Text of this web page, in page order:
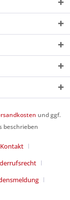
und ggf.
beschrieben
Kontakt